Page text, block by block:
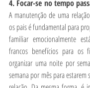
A manutenção de uma
os pais é fundamental para
familiar emocionalmente
francos benefícios para os
organizar uma noite por
semana por mês para estarem